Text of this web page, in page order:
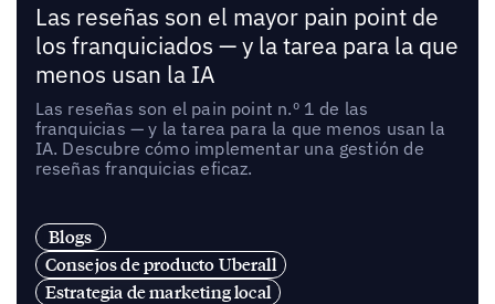
Las reseñas son el mayor pain point de
los franquiciados — y la tarea para la que
menos usan la IA
Las reseñas son el pain point n.º 1 de las
franquicias — y la tarea para la que menos usan la
IA. Descubre cómo implementar una gestión de
reseñas franquicias eficaz.
Blogs
Consejos de producto Uberall
Estrategia de marketing local